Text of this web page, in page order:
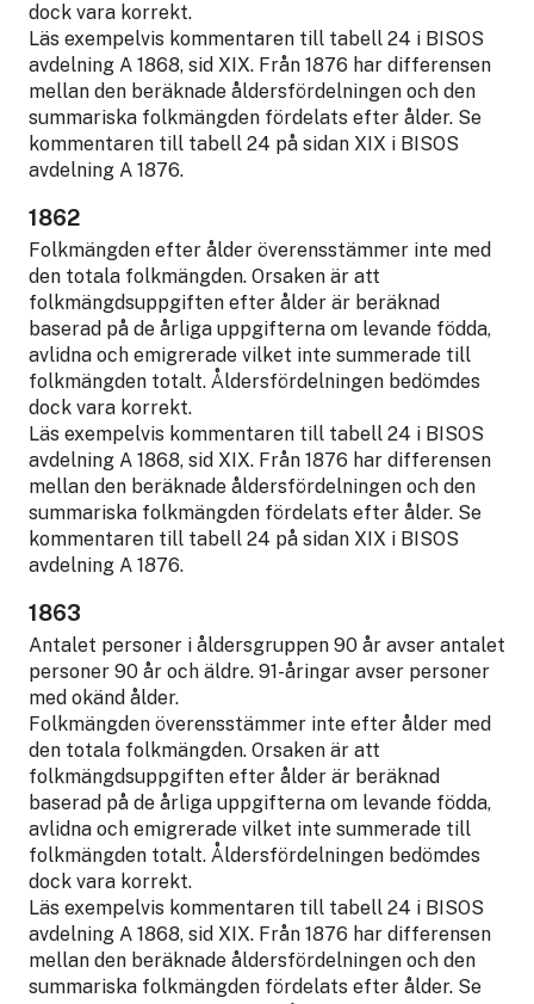
dock vara korrekt.
Läs exempelvis kommentaren till tabell 24 i BISOS
avdelning A 1868, sid XIX. Från 1876 har differensen
mellan den beräknade åldersfördelningen och den
summariska folkmängden fördelats efter ålder. Se
kommentaren till tabell 24 på sidan XIX i BISOS
avdelning A 1876.
1862
Folkmängden efter ålder överensstämmer inte med
den totala folkmängden. Orsaken är att
folkmängdsuppgiften efter ålder är beräknad
baserad på de årliga uppgifterna om levande födda,
avlidna och emigrerade vilket inte summerade till
folkmängden totalt. Åldersfördelningen bedömdes
dock vara korrekt.
Läs exempelvis kommentaren till tabell 24 i BISOS
avdelning A 1868, sid XIX. Från 1876 har differensen
mellan den beräknade åldersfördelningen och den
summariska folkmängden fördelats efter ålder. Se
kommentaren till tabell 24 på sidan XIX i BISOS
avdelning A 1876.
1863
Antalet personer i åldersgruppen 90 år avser antalet
personer 90 år och äldre. 91-åringar avser personer
med okänd ålder.
Folkmängden överensstämmer inte efter ålder med
den totala folkmängden. Orsaken är att
folkmängdsuppgiften efter ålder är beräknad
baserad på de årliga uppgifterna om levande födda,
avlidna och emigrerade vilket inte summerade till
folkmängden totalt. Åldersfördelningen bedömdes
dock vara korrekt.
Läs exempelvis kommentaren till tabell 24 i BISOS
avdelning A 1868, sid XIX. Från 1876 har differensen
mellan den beräknade åldersfördelningen och den
summariska folkmängden fördelats efter ålder. Se